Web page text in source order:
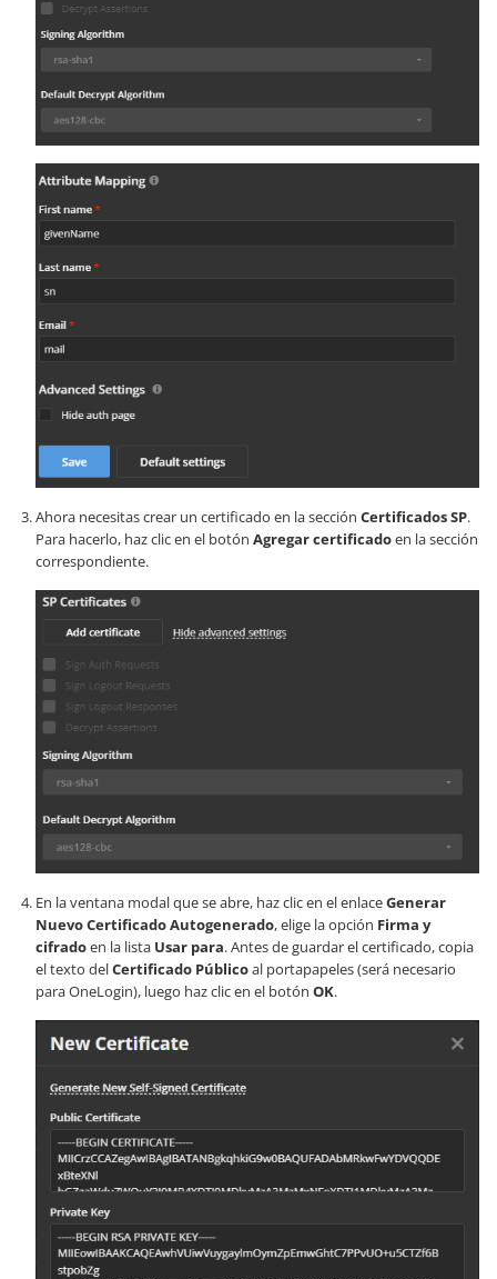
Ahora necesitas crear un certificado en la sección Certificados SP.
Para hacerlo, haz clic en el botón Agregar certificadoen la sección
correspondiente.
En la ventana modal que se abre, haz clic en el enlaceGenerar
Nuevo Certificado Autogenerado, elige la opción Firma y
cifradoen la lista Usar para. Antes de guardar el certificado, copia
el texto delCertificado Públicoal portapapeles (será necesario
para OneLogin), luego haz clic en el botón OK.